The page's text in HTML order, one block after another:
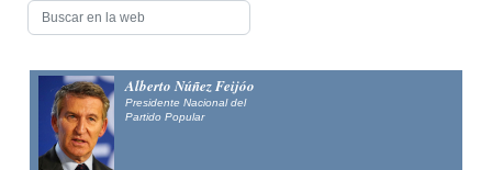
Alberto Núñez Feijóo
Presidente Nacional del
Partido Popular